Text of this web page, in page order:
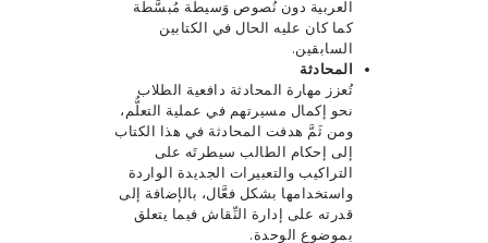
العربية دون نُصوص وَسيطة مُبسَّطة
كما كان عليه الحال في الكتابين
السابقين.
المحادثة
تُعزز مهارة المحادثة دافعية الطلاب
نحو إكمال مسيرتهم في عملية التعلُّم،
ومن ثَمَّ هدفت المحادثة في هذا الكتاب
إلى إحكام الطالب سيطرتَه على
التراكيب والتعبيرات الجديدة الواردة
واستخدامها بشكل فعَّال، بالإضافة إلى
قدرته على إدارة النِّقاش فيما يتعلق
بموضوع الوحدة.